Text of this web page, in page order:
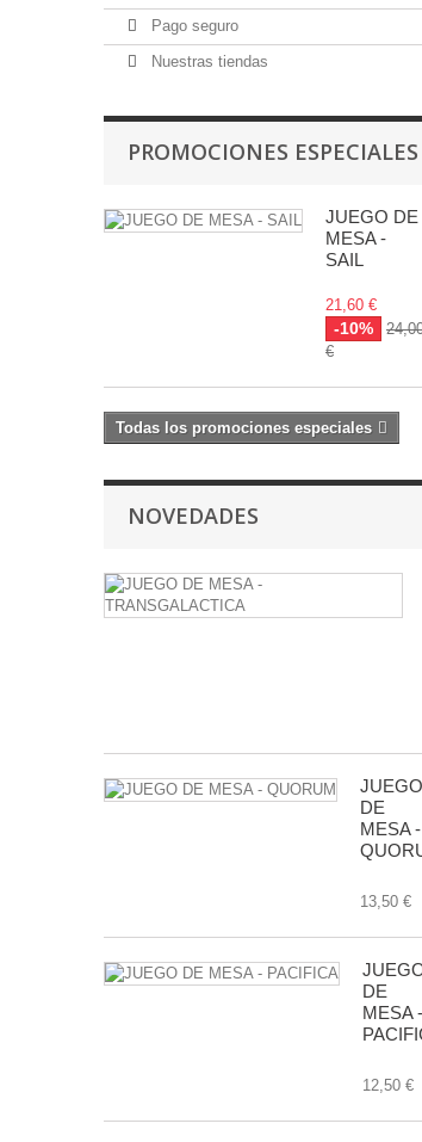
Pago seguro
Nuestras tiendas
PROMOCIONES ESPECIALES
JUEGO DE
MESA -
SAIL
21,60 €
-10%
€
Todas los promociones especiales
NOVEDADES
JUEGO
DE
MESA -
13,50 €
DE
MESA -
12,50 €